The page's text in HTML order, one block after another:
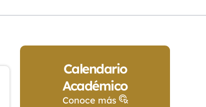
Calendario
Académico
Conoce más